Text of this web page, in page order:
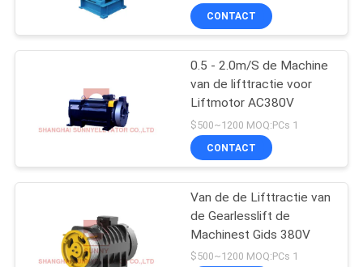
KWALITEITSCONTROLE
SITEMAP
de Explosielift
CONTACT
0.5 - 2.0m/S de Machine
van de lifttractie voor
Liftmotor AC380V
$500~1200 MOQ:PCs 1
CONTACT
Van de de Lifttractie van
de Gearlesslift de
Machinest Gids 380V
$500~1200 MOQ:PCs 1